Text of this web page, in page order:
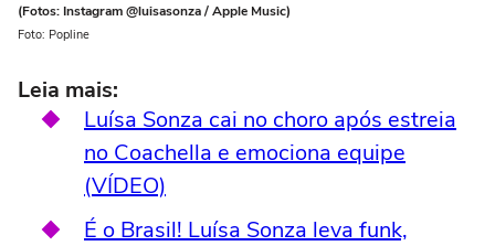
(Fotos: Instagram @luisasonza / Apple Music)
Foto: Popline
Leia mais:
Luísa Sonza cai no choro após estreia
no Coachella e emociona equipe
(VÍDEO)
É o Brasil! Luísa Sonza leva funk,